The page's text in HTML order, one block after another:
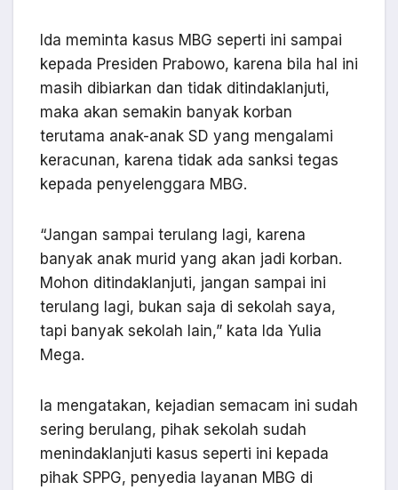
Ida meminta kasus MBG seperti ini sampai
kepada Presiden Prabowo, karena bila hal ini
masih dibiarkan dan tidak ditindaklanjuti,
maka akan semakin banyak korban
terutama anak-anak SD yang mengalami
keracunan, karena tidak ada sanksi tegas
kepada penyelenggara MBG.
“Jangan sampai terulang lagi, karena
banyak anak murid yang akan jadi korban.
Mohon ditindaklanjuti, jangan sampai ini
terulang lagi, bukan saja di sekolah saya,
tapi banyak sekolah lain,” kata Ida Yulia
Mega.
Ia mengatakan, kejadian semacam ini sudah
sering berulang, pihak sekolah sudah
menindaklanjuti kasus seperti ini kepada
pihak SPPG, penyedia layanan MBG di